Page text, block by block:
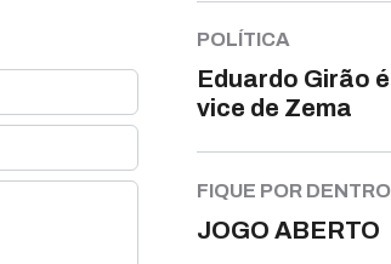
POLÍTICA
Eduardo Girão
vice de Zema
FIQUE POR DENTRO
JOGO ABERTO